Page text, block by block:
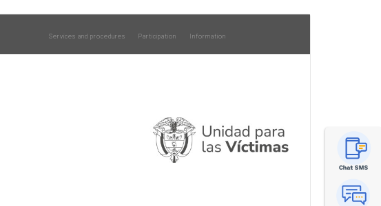
Services and procedures Participation Information